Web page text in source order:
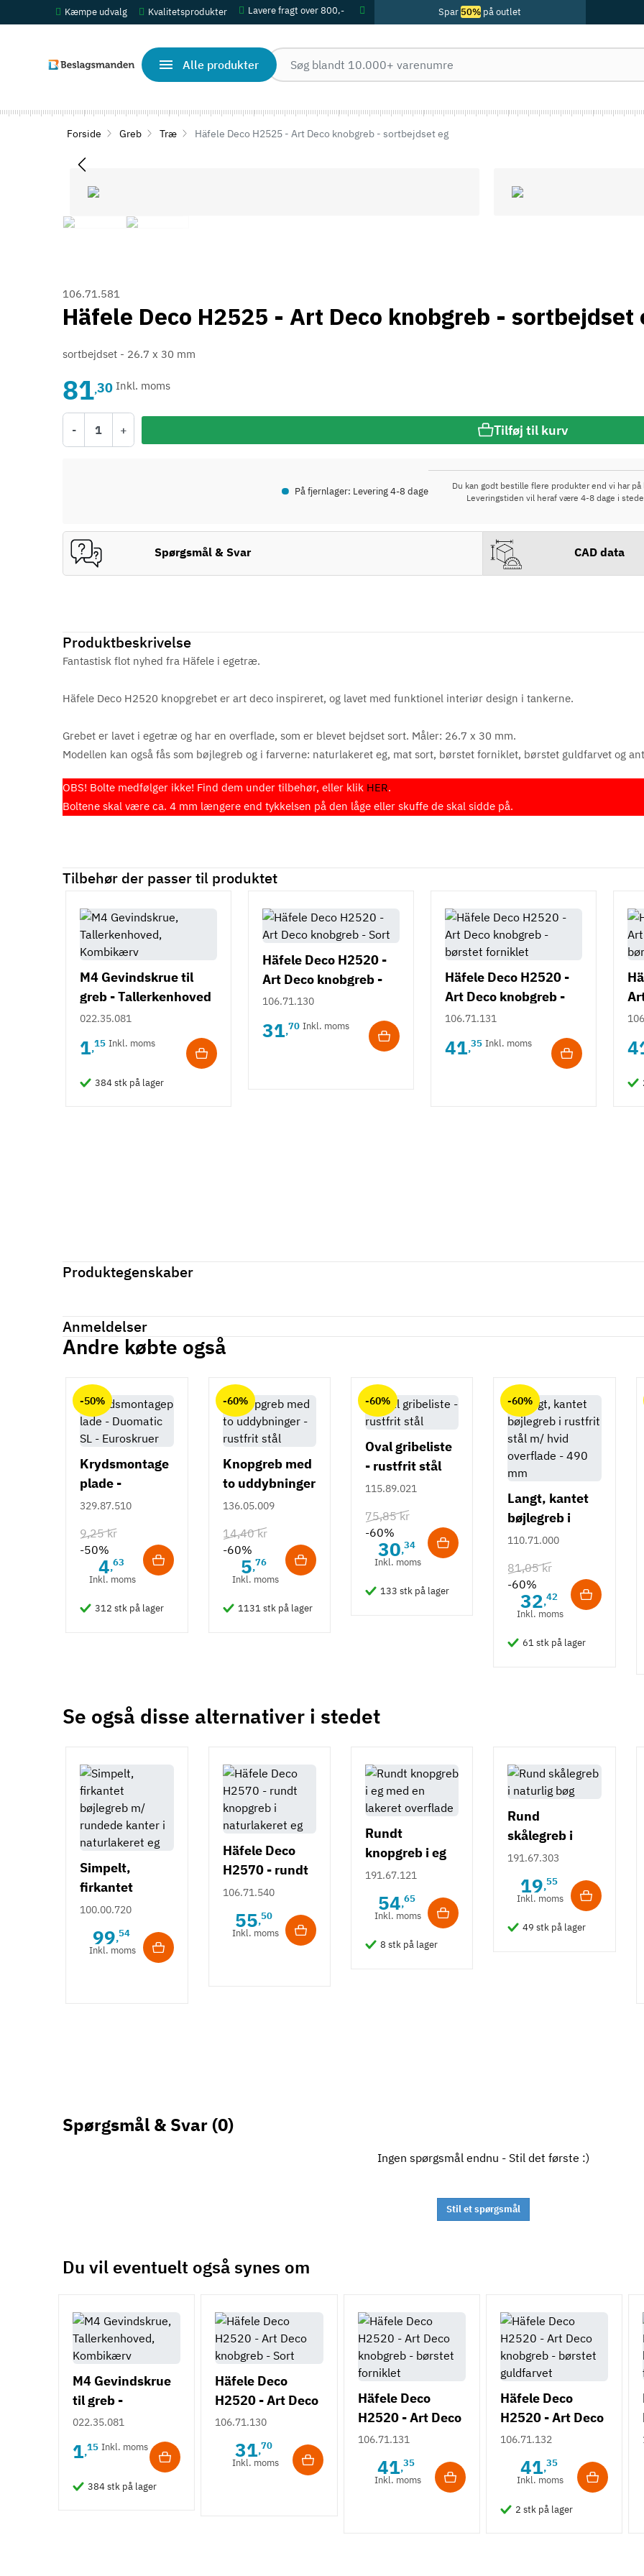
Kæmpe udvalg Kvalitetsprodukter Lavere fragt over 800,- Spar 50% på outlet
Alle produkter
Forside Greb Træ Häfele Deco H2525 - Art Deco knobgreb - sortbejdset eg
Produktbeskrivelse
Fantastisk flot nyhed fra Häfele i egetræ.
Häfele Deco H2520 knopgrebet er art deco inspireret, og lavet med funktionel interiør design i tankerne.
Grebet er lavet i egetræ og har en overflade, som er blevet bejdset sort. Måler: 26.7 x 30 mm.
Modellen kan også fås som bøjlegreb og i farverne: naturlakeret eg, mat sort, børstet forniklet, børstet guldfarvet og
OBS! Bolte medfølger ikke! Find dem under tilbehør, eller klik HER.
Boltene skal være ca. 4 mm længere end tykkelsen på den låge eller skuffe de skal sidde på.
Tilbehør der passer til produktet
M4 Gevindskrue til
greb - Tallerkenhoved
- Krydskærv
022.35.081
1,15 Inkl. moms
384 stk på lager
Häfele Deco H2520 -
Art Deco knobgreb -
Sort
106.71.130
31,70 Inkl. moms
Häfele Deco H2520 -
Art Deco knobgreb -
børstet forniklet
106.71.131
41,35 Inkl. moms
Produktegenskaber
Produktinformation
Overflade
Bejdset
Farve
Sort
Montering
Påskruning
Knopgreb
Art Deco
Design
Anmeldelser
106.71.581
Häfele Deco H2525 - Art Deco knobgreb - sortbejdset
sortbejdset - 26.7 x 30 mm
81,30 Inkl. moms
- + Tilføj til kurv
• På fjernlager: Levering 4-8 dage
Du kan godt bestille flere produkter end vi har på
Leveringstiden vil heraf være 4-8 dage i
Spørgsmål & Svar CAD data
Andre købte også
-50%
Krydsmontage
plade -
Duomatic SL -
329.87.510
9,25 kr
-50%
4,63
Inkl. moms
312 stk på lager
-60%
Knopgreb med
to uddybninger
- rustfrit stål
136.05.009
14,40 kr
-60%
5,76
Inkl. moms
1131 stk på lager
-60%
Oval gribeliste
- rustfrit stål
115.89.021
75,85 kr
-60%
30,34
Inkl. moms
133 stk på lager
-60%
Langt, kantet
bøjlegreb i
rustfrit stål m/
- 490 mm
110.71.000
81,05 kr
-60%
32,42
Inkl. moms
61 stk på lager
Se også disse alternativer i stedet
Simpelt,
firkantet
bøjlegreb m/
rundede kanter
i naturlakeret
100.00.720
99,54
Inkl. moms
Häfele Deco
H2570 - rundt
knopgreb i
naturlakeret eg
106.71.540
55,50
Inkl. moms
Rundt
knopgreb i eg
med en lakeret
overflade
191.67.121
54,65
Inkl. moms
8 stk på lager
Rund
skålegreb i
naturlig bøg
191.67.303
19,55
Inkl. moms
49 stk på lager
Spørgsmål & Svar(0)
Ingen spørgsmål endnu - Stil det første :)
Stil et spørgsmål
Du vil eventuelt også synes om
M4 Gevindskrue
til greb -
Tallerkenhoved -
Krydskærv
022.35.081
1,15 Inkl. moms
384 stk på lager
Häfele Deco
H2520 - Art Deco
knobgreb - Sort
106.71.130
31,70
Inkl. moms
Häfele Deco
H2520 - Art Deco
knobgreb -
børstet forniklet
106.71.131
41,35
Inkl. moms
Häfele Deco
H2520 - Art Deco
knobgreb -
guldfarvet
106.71.132
41,35
Inkl. moms
2 stk på lager